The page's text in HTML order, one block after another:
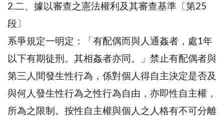
2.二、據以審查之憲法權利及其審查基準〔第25
段〕
系爭規定一明定：「有配偶而與人通姦者，處1年
以下有期徒刑。其相姦者亦同。」禁止有配偶者與
第三人間發生性行為，係對個人得自主決定是否及
與何人發生性行為之性行為自由，亦即性自主權，
所為之限制。按性自主權與個人之人格有不可分離